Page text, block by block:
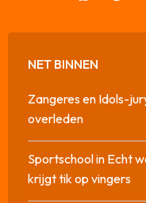
NET BINNEN
Zangeres en Idols-
overleden
Sportschool in Echt
krijgt tik op vingers